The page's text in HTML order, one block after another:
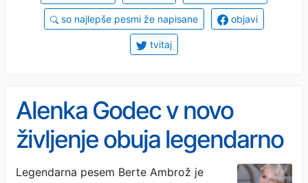
so najlepše pesmi že napisane objavi
tvitaj
Alenka Godec v novo
življenje obuja legendarno
evrovizijsko uspešnico
Legendarna pesem Berte Ambrož je